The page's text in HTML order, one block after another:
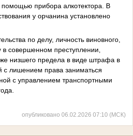
помощью прибора алкотектора. В
у орчанина установлено
по делу, личность виновного,
совершенном преступлении,
низшего предела в виде штрафа в
с лишением права заниматься
с управлением транспортными
опубликовано 06.02.2026 07:10 (МСК)